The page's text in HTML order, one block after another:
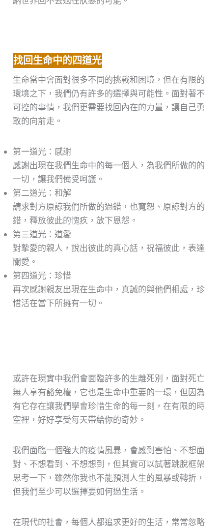
找回生命中的四道光
生命當中會面對很多不同的挑戰和困境，但在有限的
環境之下，我們仍有許多的選擇與可能性。面對著不
可控的事情，我們更需要找回內在的力量，讓自己勇
敢的向前走。
第一道光：感謝
感謝出現在我們生命中的每一個人，為我們所做的的
一切，讓我們備受呵護。
第二道光：和解
請求對方原諒我們所做的過錯，也寬恕、原諒對方的
錯，釋放彼此的愧疚，放下恩怨。
第三道光：道愛
對摯愛的親人，說出彼此的真心話，祝福彼此，表達
關愛。
第四道光：珍惜
再次感謝親友出現在生命中，真誠的與他們相處，珍
惜活在當下所擁有一切。
或許在現實中我們會面臨許多的生離死別，面對死亡
無人享有豁免權，它也是生命中重要的一環，但因為
有它存在讓我們學會珍惜生命的每一刻，在有限的時
空裡，好好享受每天帶給你的奇妙。
我們面臨一個強大的疫情風暴，會感到害怕、不想面
對、不想看到、不想想到，但其實可以試著跳脫框架
思考一下，雖然你我也不能預測人生的風暴或轉折，
但我們至少可以選擇要如何過生活。
在現代的社會，每個人都追求更好的生活，常常忽略